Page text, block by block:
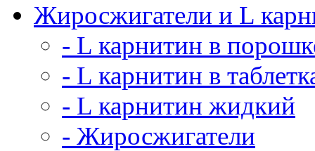
Жиросжигатели и L
- L карнитин в
- L карнитин в
- L карнитин жидкий
- Жиросжигатели